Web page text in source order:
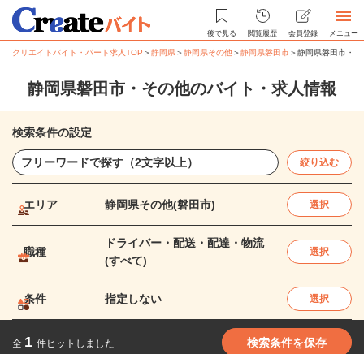
後で見る 閲覧履歴 会員登録 メニュー
クリエイトバイト・パート求人TOP ＞静岡県＞静岡県その他＞静岡県磐田市＞静岡県磐田市・
静岡県磐田市・その他のバイト・求人情報
検索条件の設定
絞り込む
エリア 静岡県その他(磐田市) 選択
職種
ドライバー・配送・配達・物流
(すべて)
選択
条件 指定しない 選択
全 1 件ヒットしました 検索条件を保存